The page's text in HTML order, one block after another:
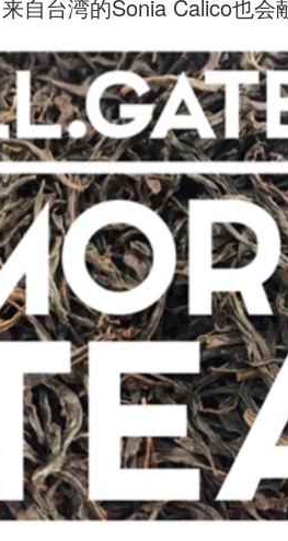
自台湾的Sonia Calico也会